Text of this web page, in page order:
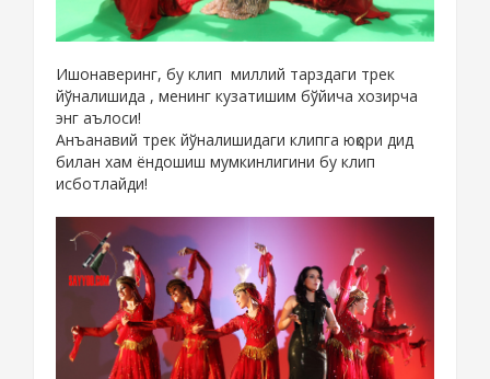
Ишонаверинг, бу клип миллий тарздаги трек
йўналишида , менинг кузатишим бўйича хозирча
энг аълоси!
Анъанавий трек йўналишидаги клипга юқори дид
билан хам ёндошиш мумкинлигини бу клип
исботлайди!